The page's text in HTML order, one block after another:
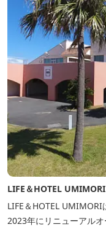
LIFE＆HOTEL UMIMORI
LIFE＆HOTEL UMIMORI
2023年にリニューアル